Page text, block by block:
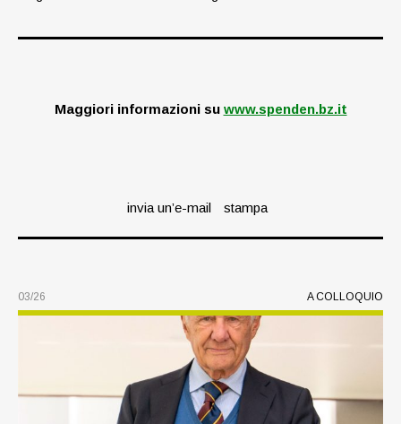
Maggiori informazioni su www.spenden.bz.it
invia un’e-mail stampa
A COLLOQUIO
03/26